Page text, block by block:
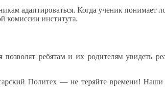
адаптироваться. Когда ученик понимает
комиссии института.
позволят ребятам иих родителямувидеть
Политех — не теряйте времени!Наши